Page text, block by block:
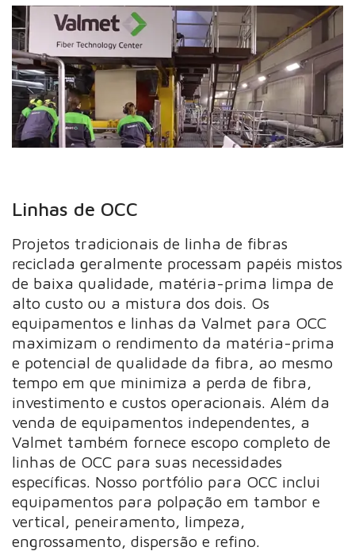
Linhas de OCC
Projetos tradicionais de linha de fibras
reciclada geralmente processam papéis mistos
de baixa qualidade, matéria-prima limpa de
alto custo ou a mistura dos dois. Os
equipamentos e linhas da Valmet para OCC
maximizam o rendimento da matéria-prima
e potencial de qualidade da fibra, ao mesmo
tempo em que minimiza a perda de fibra,
investimento e custos operacionais. Além da
venda de equipamentos independentes, a
Valmet também fornece escopo completo de
linhas de OCC para suas necessidades
específicas. Nosso portfólio para OCC inclui
equipamentos para polpação em tambor e
vertical, peneiramento, limpeza,
engrossamento, dispersão e refino.